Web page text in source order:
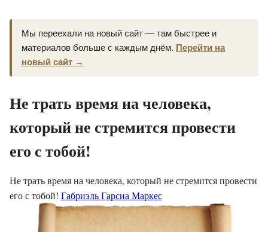
Мы переехали на новый сайт — там быстрее и
материалов больше с каждым днём. Перейти на
новый сайт →
Не трать время на человека,
который не стремится провести
его с тобой!
Не трать время на человека, который не стремится провести
его с тобой! Габриэль Гарсиа Маркес